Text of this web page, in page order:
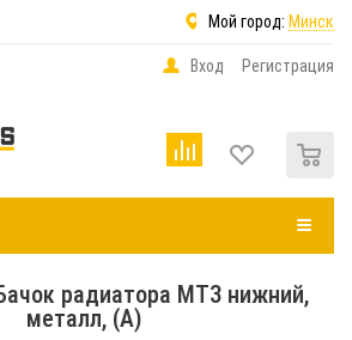
Мой город: Минск
Вход Регистрация
радиатора МТЗ нижний,
металл, (А)